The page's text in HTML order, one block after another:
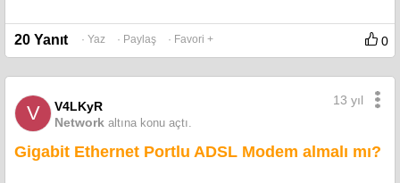
20 Yanıt · Yaz · Paylaş · Favori + 0
V
V4LKyR
Network altına konu açtı.
13 yıl
Gigabit Ethernet Portlu ADSL Modem almalı mı?